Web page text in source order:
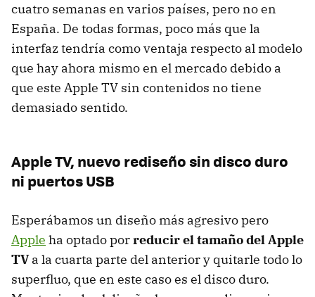
cuatro semanas en varios países, pero no en
España. De todas formas, poco más que la
interfaz tendría como ventaja respecto al modelo
que hay ahora mismo en el mercado debido a
que este Apple TV sin contenidos no tiene
demasiado sentido.
Apple TV, nuevo rediseño sin disco duro
ni puertos USB
Esperábamos un diseño más agresivo pero
Apple ha optado porreducir el tamaño del Apple
TVa la cuarta parte del anterior y quitarle todo lo
superfluo, que en este caso es el disco duro.